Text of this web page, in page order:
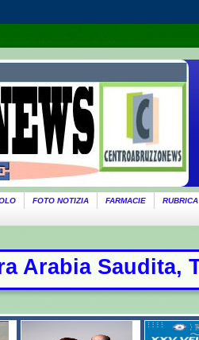
FOTO NOTIZIA FARMACIE
e